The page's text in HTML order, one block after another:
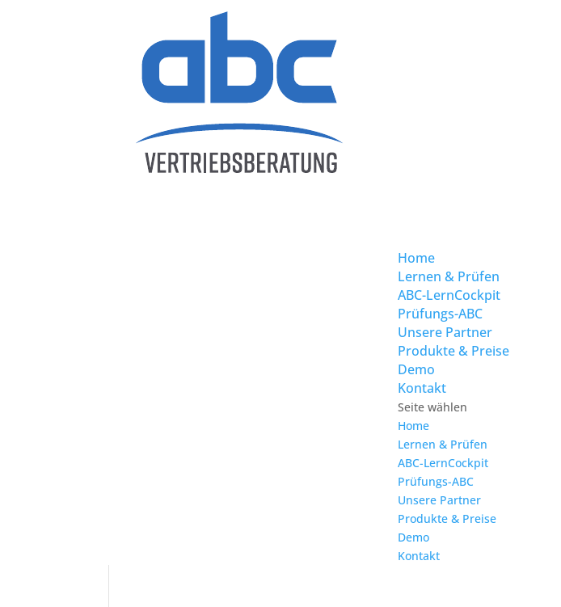
Home
Lernen & Prüfen
ABC-LernCockpit
Prüfungs-ABC
Unsere Partner
Produkte & Preise
Demo
Kontakt
Seite wählen
Home
Lernen & Prüfen
ABC-LernCockpit
Prüfungs-ABC
Unsere Partner
Produkte & Preise
Demo
Kontakt